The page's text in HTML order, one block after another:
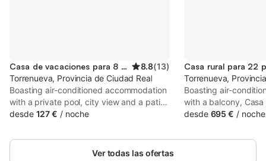
Casa de vacaciones para 8 personas 8.8(13)
Torrenueva, Provincia de Ciudad Real
Boasting air-conditioned accommodation
with a private pool, city view and a patio,
Casa rural Isi is situated in Torrenueva.
a pool table, free private parking and
desde 127 € / noche
Casa rural para 22
Torrenueva,
Boasting air-
with a balcony, Casa
situated in
provides guests with
desde 695 € / noche
Ver todas las ofertas